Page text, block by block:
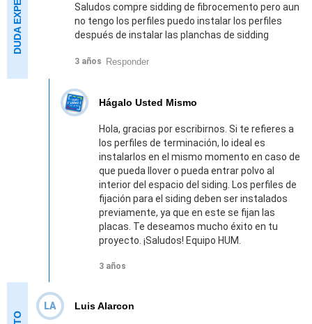
Saludos compre sidding de fibrocemento pero aun
no tengo los perfiles puedo instalar los perfiles
después de instalar las planchas de sidding
3 años Responder
Hágalo Usted Mismo
Hola, gracias por escribirnos. Si te refieres a
los perfiles de terminación, lo ideal es
instalarlos en el mismo momento en caso de
que pueda llover o pueda entrar polvo al
interior del espacio del siding. Los perfiles de
fijación para el siding deben ser instalados
previamente, ya que en este se fijan las
placas. Te deseamos mucho éxito en tu
proyecto. ¡Saludos! Equipo HUM.
3 años
LA Luis Alarcon